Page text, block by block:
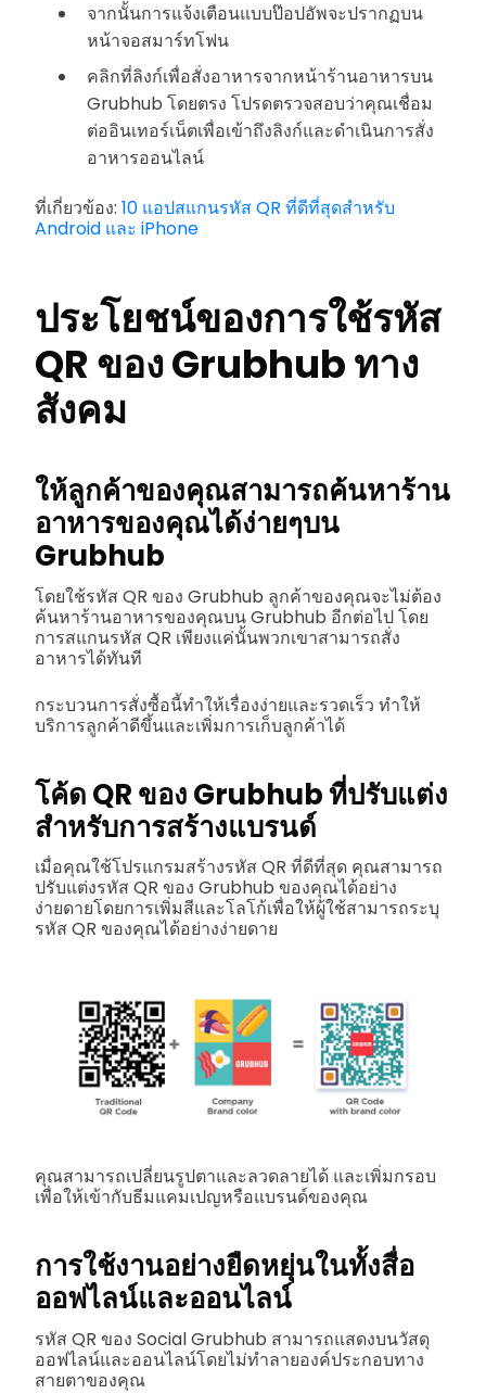
จากนั้นการแจ้งเตือนแบบป๊อปอัพจะปรากฏบน
หน้าจอสมาร์ทโฟน
คลิกที่ลิงก์เพื่อสั่งอาหารจากหน้าร้านอาหารบน
Grubhub โดยตรง โปรดตรวจสอบว่าคุณเชื่อม
ต่ออินเทอร์เน็ตเพื่อเข้าถึงลิงก์และดำเนินการสั่ง
อาหารออนไลน์
ที่เกี่ยวข้อง: 10 แอปสแกนรหัส QR ที่ดีที่สุดสำหรับ
Android และ iPhone
ประโยชน์ของการใช้รหัส
QR ของ Grubhub ทาง
สังคม
ให้ลูกค้าของคุณสามารถค้นหาร้าน
อาหารของคุณได้ง่ายๆบน
Grubhub
โดยใช้รหัส QR ของ Grubhub ลูกค้าของคุณจะไม่ต้อง
ค้นหาร้านอาหารของคุณบน Grubhub อีกต่อไป โดย
การสแกนรหัส QR เพียงแค่นั้นพวกเขาสามารถสั่ง
อาหารได้ทันที
กระบวนการสั่งซื้อนี้ทำให้เรื่องง่ายและรวดเร็ว ทำให้
บริการลูกค้าดีขึ้นและเพิ่มการเก็บลูกค้าได้
โค้ด QR ของ Grubhub ที่ปรับแต่ง
สำหรับการสร้างแบรนด์
เมื่อคุณใช้โปรแกรมสร้างรหัส QR ที่ดีที่สุด คุณสามารถ
ปรับแต่งรหัส QR ของ Grubhub ของคุณได้อย่าง
ง่ายดายโดยการเพิ่มสีและโลโก้เพื่อให้ผู้ใช้สามารถระบุ
รหัส QR ของคุณได้อย่างง่ายดาย
คุณสามารถเปลี่ยนรูปตาและลวดลายได้ และเพิ่มกรอบ
เพื่อให้เข้ากับธีมแคมเปญหรือแบรนด์ของคุณ
การใช้งานอย่างยืดหยุ่นในทั้งสื่อ
ออฟไลน์และออนไลน์
รหัส QR ของ Social Grubhub สามารถแสดงบนวัสดุ
ออฟไลน์และออนไลน์โดยไม่ทำลายองค์ประกอบทาง
สายตาของคุณ